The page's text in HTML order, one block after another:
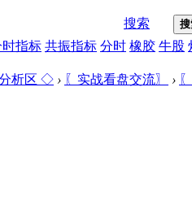
搜索
指标 共振指标 分时 橡胶 牛股
析区 ◇ › 〖实战看盘交流〗 ›